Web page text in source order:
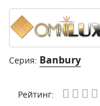
Серия: Banbury
Рейтинг: